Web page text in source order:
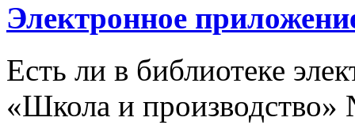
Электронное
Есть ли в библиотеке
«Школа и производство»